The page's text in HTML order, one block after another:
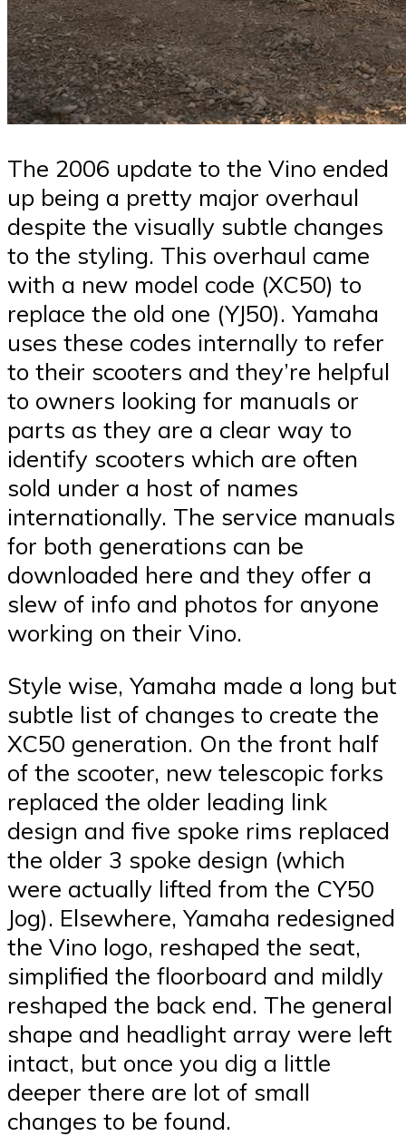
The 2006 update to the Vino ended
up being a pretty major overhaul
despite the visually subtle changes
to the styling. This overhaul came
with a new model code (XC50) to
replace the old one (YJ50). Yamaha
uses these codes internally to refer
to their scooters and they’re helpful
to owners looking for manuals or
parts as they are a clear way to
identify scooters which are often
sold under a host of names
internationally. The service manuals
for both generations can be
downloaded here and they offer a
slew of info and photos for anyone
working on their Vino.
Style wise, Yamaha made a long but
subtle list of changes to create the
XC50 generation. On the front half
of the scooter, new telescopic forks
replaced the older leading link
design and five spoke rims replaced
the older 3 spoke design (which
were actually lifted from the CY50
Jog). Elsewhere, Yamaha redesigned
the Vino logo, reshaped the seat,
simplified the floorboard and mildly
reshaped the back end. The general
shape and headlight array were left
intact, but once you dig a little
deeper there are lot of small
changes to be found.